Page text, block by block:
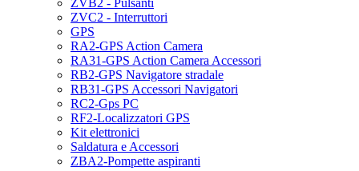
ZVB2 - Pulsanti
ZVC2 - Interruttori
GPS
RA2-GPS Action Camera
RA31-GPS Action Camera Accessori
RB2-GPS Navigatore stradale
RB31-GPS Accessori Navigatori
RC2-Gps PC
RF2-Localizzatori GPS
Kit elettronici
Saldatura e Accessori
ZBA2-Pompette aspiranti